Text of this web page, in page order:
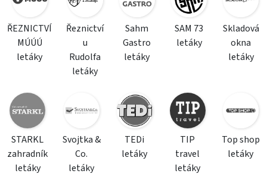
ŘEZNICTVÍ
MÚÚÚ
letáky
Řeznictví
u
Rudolfa
letáky
Sahm
Gastro
letáky
SAM 73
letáky
Skladová
okna
letáky
STARKL
zahradník
letáky
Svojtka &
Co.
letáky
TEDi
letáky
TIP
travel
letáky
Top shop
letáky